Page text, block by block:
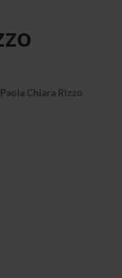
Paola Chiara Rizzo